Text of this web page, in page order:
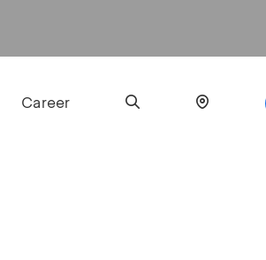
Career